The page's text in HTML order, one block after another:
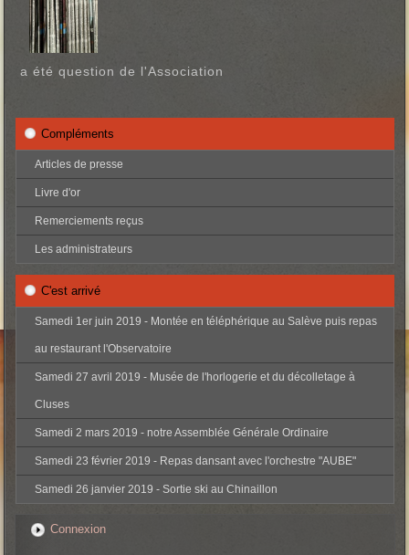
a été question de l'Association
Compléments
Articles de presse
Livre d'or
Remerciements reçus
Les administrateurs
C'est arrivé
Samedi 1er juin 2019 - Montée en téléphérique au Salève puis repas
au restaurant l'Observatoire
Samedi 27 avril 2019 - Musée de l'horlogerie et du décolletage à
Cluses
Samedi 2 mars 2019 - notre Assemblée Générale Ordinaire
Samedi 23 février 2019 - Repas dansant avec l'orchestre "AUBE"
Samedi 26 janvier 2019 - Sortie ski au Chinaillon
Connexion